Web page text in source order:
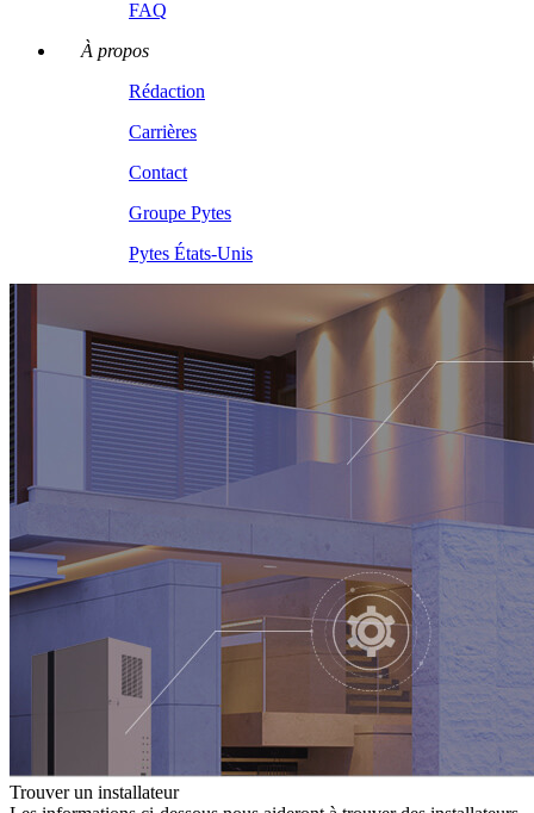
FAQ
À propos
Rédaction
Carrières
Contact
Groupe Pytes
Pytes États-Unis
Trouver un installateur